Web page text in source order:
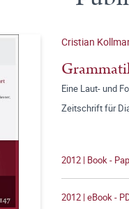
Cristian
Eine Laut- und
Zeitschrift für
2012 | Book -
2012 | eBook -